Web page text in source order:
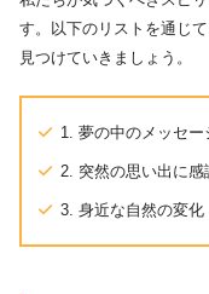
す。以下のリストを通じ
見つけていきましょう。
1. 夢の中のメッセー
2. 突然の思い出に感
3. 身近な自然の変化